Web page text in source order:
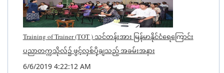
Training of Trainer (TOT ) သင်တန်းအား မြန်မာနိုင်ငံရေကြောင်း
ပညာတက္ကသိုလ်၌ ဖွင့်လှစ်ပို့ချသည့် အခမ်းအနား
6/6/2019 4:22:12 AM